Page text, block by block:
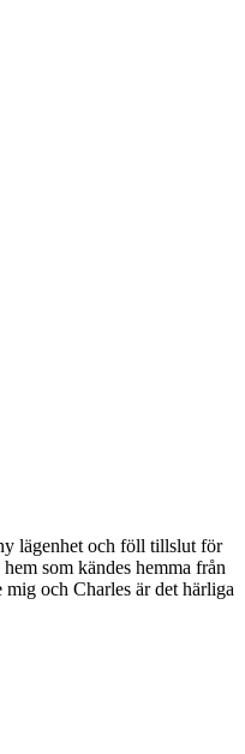
lägenhet och föll tillslut för
som kändes hemma från
och Charles är det härliga